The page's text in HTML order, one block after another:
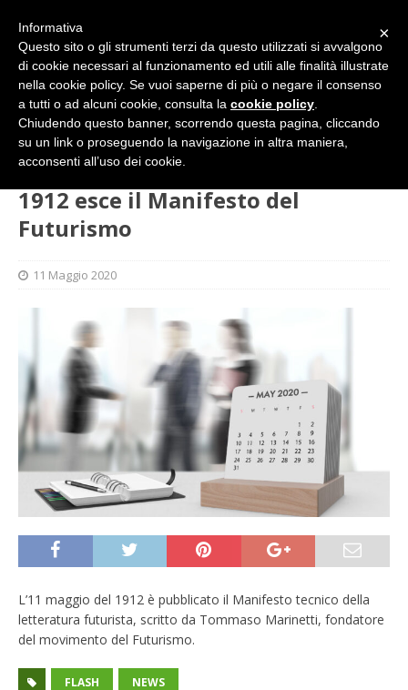
FLASH 1912 esce il Manifesto del Futurismo
1912 esce il Manifesto del
Futurismo
11 Maggio 2020
L’11 maggio del 1912 è pubblicato il Manifesto tecnico della
letteratura futurista, scritto da Tommaso Marinetti, fondatore
del movimento del Futurismo.
FLASH NEWS
×
Informativa
Questo sito o gli strumenti terzi da questo utilizzati si avvalgono
di cookie necessari al funzionamento ed utili alle finalità illustrate
nella cookie policy. Se vuoi saperne di più o negare il consenso
a tutti o ad alcuni cookie, consulta la cookie policy
Chiudendo questo banner, scorrendo questa pagina, cliccando
su un link o proseguendo la navigazione in altra maniera,
acconsenti all’uso dei cookie.